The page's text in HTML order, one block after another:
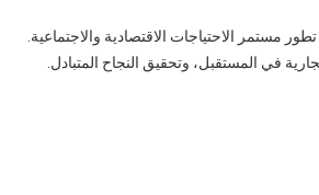
مستمر الاحتياجات الاقتصادية والاجتماعية.
في المستقبل، وتحقيق النجاح المتبادل.